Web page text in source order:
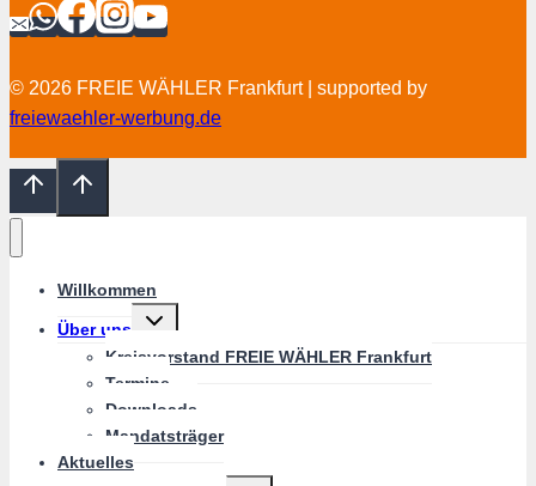
© 2026 FREIE WÄHLER Frankfurt | supported by
freiewaehler-werbung.de
Willkommen
Über uns
Untermenü
umschalten
Kreisvorstand FREIE WÄHLER Frankfurt
Termine
Downloads
Mandatsträger
Aktuelles